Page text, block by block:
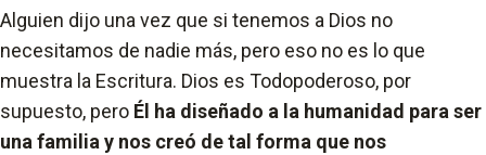
Alguien dijo una vez que si tenemos a Dios no
necesitamos de nadie más, pero eso no es lo que
muestra la Escritura. Dios es Todopoderoso, por
supuesto, pero Él ha diseñado a la humanidad para ser
una familia y nos creó de tal forma que nos